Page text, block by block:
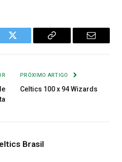
Twitter
Copiar
E-
PRÓXIMO ARTIGO
Celtics 100 x 94 Wizards
Brasil